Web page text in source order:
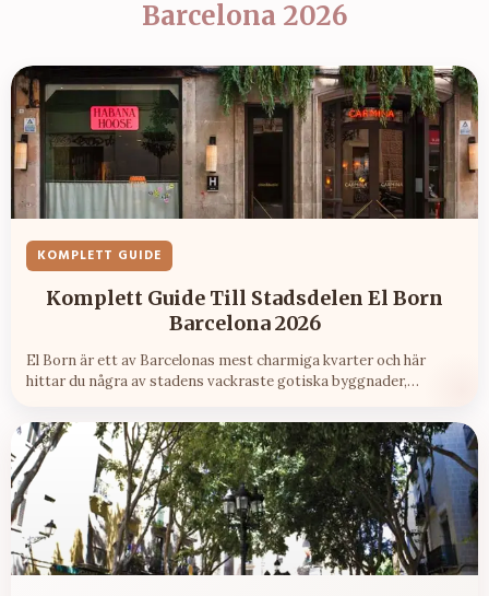
Barcelona 2026
KOMPLETT GUIDE
Komplett Guide Till Stadsdelen El Born
Barcelona 2026
El Born är ett av Barcelonas mest charmiga kvarter och här
hittar du några av stadens vackraste gotiska byggnader,
promenadavstånd.